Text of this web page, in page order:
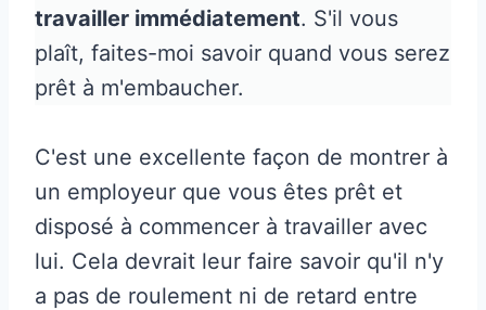
travailler immédiatement. S'il vous
plaît, faites-moi savoir quand vous serez
prêt à m'embaucher.
C'est une excellente façon de montrer à
un employeur que vous êtes prêt et
disposé à commencer à travailler avec
lui. Cela devrait leur faire savoir qu'il n'y
a pas de roulement ni de retard entre